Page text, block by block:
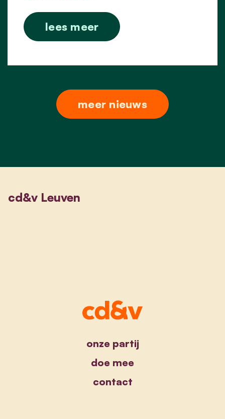
lees meer
meer nieuws
cd&v Leuven
onze partij
doe mee
contact